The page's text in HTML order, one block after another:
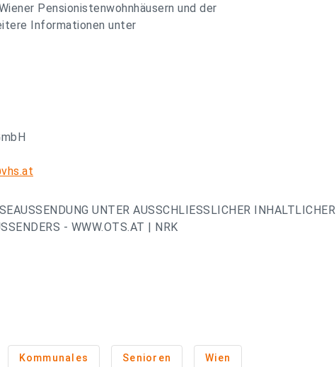
Pensionistenwohnhäusern und der
Informationen unter
UNTER AUSSCHLIESSLICHER INHALTLICHER
- WWW.OTS.AT | NRK
Kommunales Senioren Wien